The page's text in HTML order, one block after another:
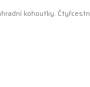
kohoutky.